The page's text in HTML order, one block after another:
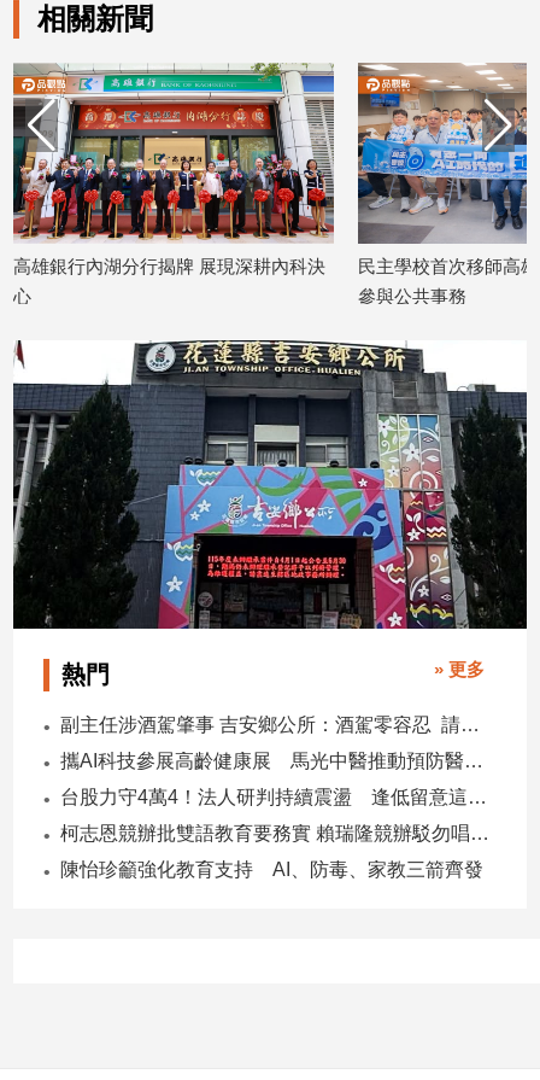
娛
樂
娛
樂
星
聞
流
星
生
活
室
計
旅
遊/
座/
相關新聞
高雄銀行內湖分行揭牌 展現深耕內科決
心
民主學校首次移師高
參與公共事務
熱門 » 更多
副主任涉酒駕肇事 吉安鄉公所：酒駕零容忍 請辭獲准
攜AI科技參展高齡健康展 馬光中醫推動預防醫學迎接長壽新經濟
台股力守4萬4！法人研判持續震盪 逢低留意這些族群
柯志恩競辦批雙語教育要務實 賴瑞隆競辦駁勿唱衰高雄
陳怡珍籲強化教育支持 AI、防毒、家教三箭齊發